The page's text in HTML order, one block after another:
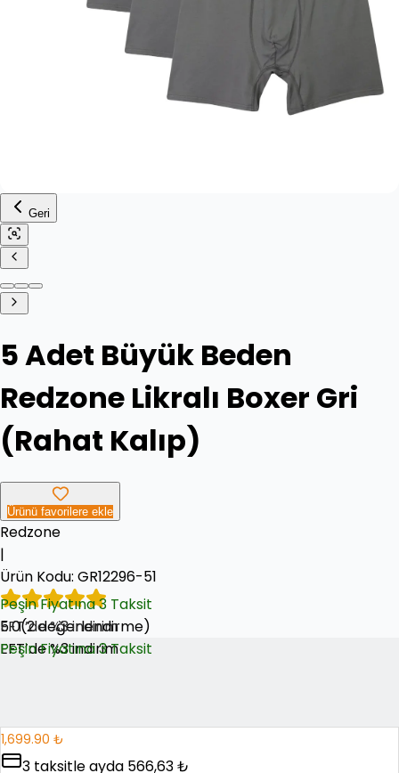
Geri
5 Adet Büyük Beden
Redzone Likralı Boxer Gri
(Rahat Kalıp)
Ürünü favorilere ekle
Redzone
|
Ürün Kodu: GR12296-51
5.0(2değerlendirme)
EFT’de %3 indirim
Peşin Fiyatına 3 Taksit
EFT’de %3 indirim
Peşin Fiyatına 3 Taksit
1,699.90 ₺
3 taksitle ayda 566,63 ₺